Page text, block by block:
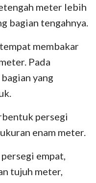
meter lebih
bagian tengahnya.
membakar
Pada
yang
persegi
enam meter.
empat,
tujuh meter,